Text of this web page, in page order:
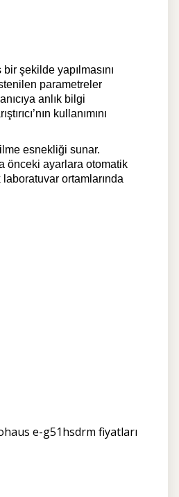
şekilde yapılmasını
parametreler
anlık bilgi
kullanımını
esnekliği sunar.
önceki ayarlara otomatik
ortamlarında